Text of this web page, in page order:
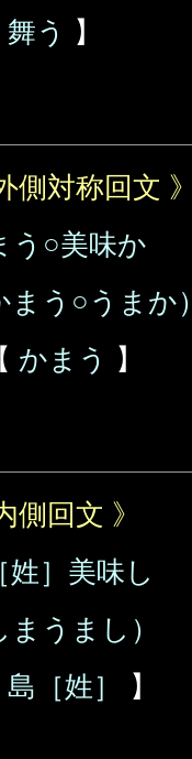
舞う 】
側対称回文 》
う○美味か
まう○うまか）
かまう 】
側回文 》
姓］美味し
まうまし）
島［姓］ 】